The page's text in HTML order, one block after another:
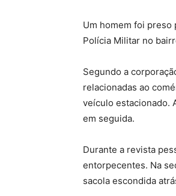
Um homem foi preso
Polícia Militar no
Segundo a
relacionadas ao
veículo estacionado.
em seguida.
Durante a revista
entorpecentes. Na
sacola escondida